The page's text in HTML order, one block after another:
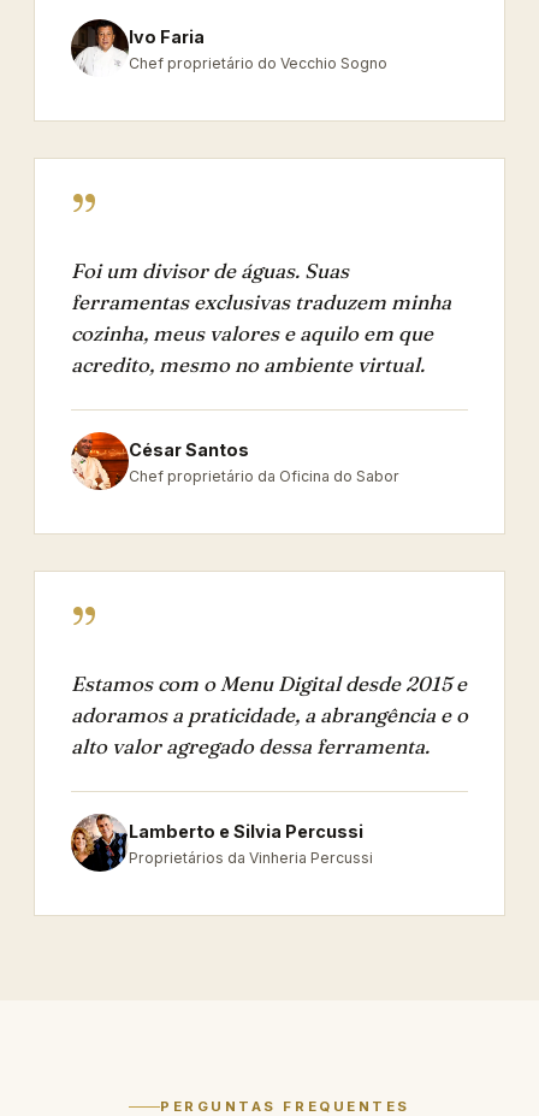
Ivo Faria
Chef proprietário do Vecchio Sogno
”
Foi um divisor de águas. Suas
ferramentas exclusivas traduzem minha
cozinha, meus valores e aquilo em que
acredito, mesmo no ambiente virtual.
César Santos
Chef proprietário da Oficina do Sabor
”
Estamos com o Menu Digital desde 2015 e
adoramos a praticidade, a abrangência e o
alto valor agregado dessa ferramenta.
Lamberto e Silvia Percussi
Proprietários da Vinheria Percussi
PERGUNTAS FREQUENTES